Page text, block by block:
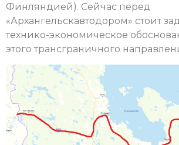
Финляндией). Сейчас перед
«Архангельскавтодором» стоит
технико-экономическое
этого трансграничного